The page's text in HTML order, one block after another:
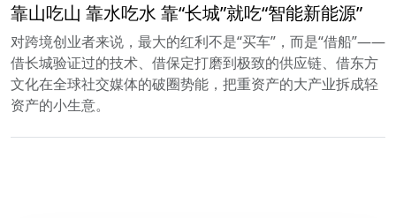
靠山吃山 靠水吃水 靠“长城”就吃“智能新能源”
对跨境创业者来说，最大的红利不是“买车”，而是“借船”——
借长城验证过的技术、借保定打磨到极致的供应链、借东方
文化在全球社交媒体的破圈势能，把重资产的大产业拆成轻
资产的小生意。